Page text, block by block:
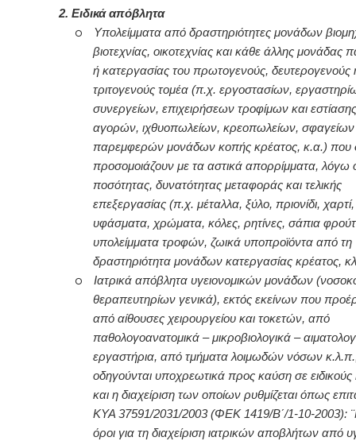
2. Ειδικά απόβλητα
o
Υπολείμματα από δραστηριότητες μονάδων
βιοτεχνίας, οικοτεχνίας και κάθε άλλης μονάδας
ή κατεργασίας του πρωτογενούς, δευτερογενούς
τριτογενούς τομέα (π.χ. εργοστασίων,
συνεργείων, επιχειρήσεων τροφίμων και
αγορών, ιχθυοπωλείων, κρεοπωλείων, σφαγείων
παρεμφερών μονάδων κοπής κρέατος, κ.α.) που
προσομοιάζουν με τα αστικά απορρίμματα, λόγω
ποσότητας, δυνατότητας μεταφοράς και τελικής
επεξεργασίας (π.χ. μέταλλα, ξύλο, πριονίδι,
υφάσματα, χρώματα, κόλες, ρητίνες, σάπια
υπολείμματα τροφών, ζωικά υποπροϊόντα από τη
δραστηριότητα μονάδων κατεργασίας κρέατος,
o
Ιατρικά απόβλητα υγειονομικών μονάδων
θεραπευτηρίων γενικά), εκτός εκείνων που
από αίθουσες χειρουργείου και τοκετών, από
παθολογοανατομικά – μικροβιολογικά –
εργαστήρια, από τμήματα λοιμωδών νόσων
οδηγούνται υποχρεωτικά προς καύση σε ειδικούς
και η διαχείριση των οποίων ρυθμίζεται όπως
ΚΥΑ 37591/2031/2003 (ΦΕΚ 1419/Β΄/1-10-2003):
όροι για τη διαχείριση ιατρικών αποβλήτων από